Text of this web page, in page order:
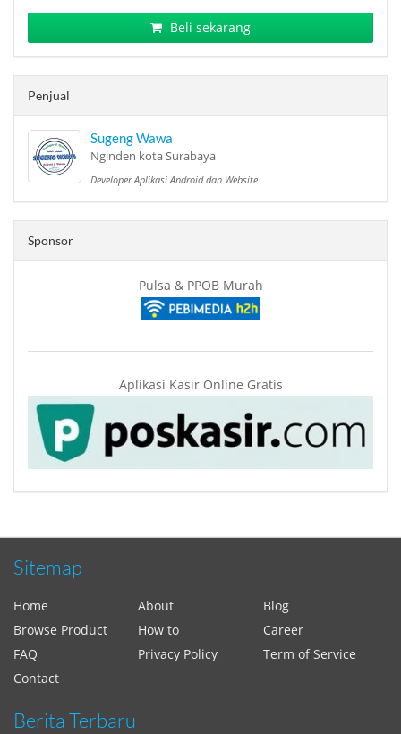
Beli sekarang
Penjual
Sugeng Wawa
Nginden kota Surabaya
Developer Aplikasi Android dan Website
Sponsor
Pulsa & PPOB Murah
Aplikasi Kasir Online Gratis
Sitemap
Home About
Blog
Browse Product
How to
Career
FAQ
Privacy Policy
Term of Service
Contact
Berita Terbaru